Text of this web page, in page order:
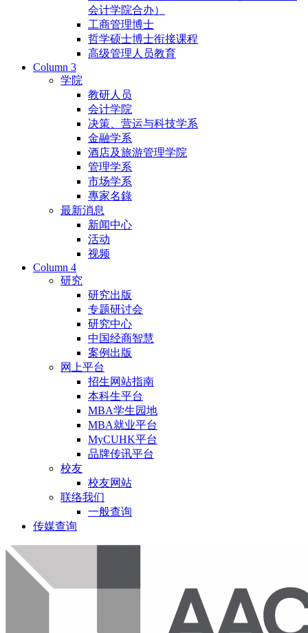
会计学院合办）
工商管理博士
哲学硕士博士衔接课程
高级管理人员教育
Column 3
学院
教研人员
会计学院
决策、营运与科技学系
金融学系
酒店及旅游管理学院
管理学系
市场学系
專家名錄
最新消息
新闻中心
活动
视频
Column 4
研究
研究出版
专题研讨会
研究中心
中国经商智慧
案例出版
网上平台
招生网站指南
本科生平台
MBA学生园地
MBA就业平台
MyCUHK平台
品牌传讯平台
校友
校友网站
联络我们
一般查询
传媒查询